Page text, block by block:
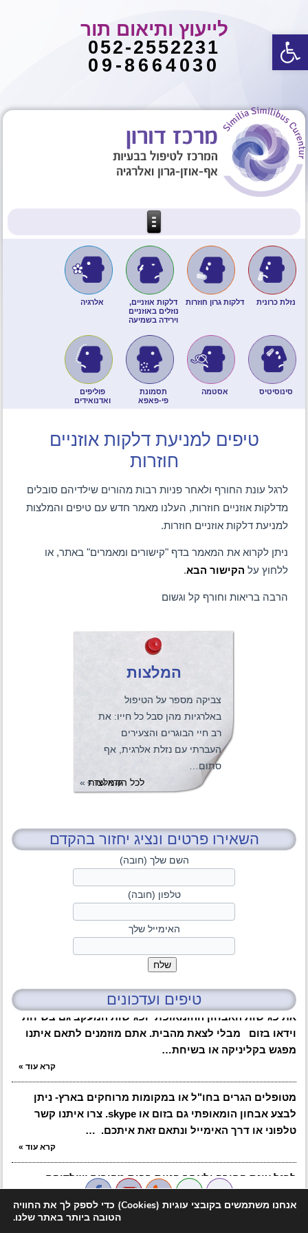
פתח סרגל נגישות לייעוץ ותיאום תור
052-2552231
09-8664030
נזלת כרונית דלקות גרון חוזרות
דלקות אוזניים,
נוזלים באוזניים
וירידה בשמיעה
אלרגיה
סינוסיטיס אסטמה
תסמונת
פי-פאפא
פוליפים
ואדנואידים
טיפים למניעת דלקות אוזניים
חוזרות
לרגל עונת החורף ולאחר פניות רבות מהורים שילדיהם סובלים
מדלקות אוזניים חוזרות, העלנו מאמר חדש עם טיפים והמלצות
למניעת דלקות אוזניים חוזרות.
ניתן לקרוא את המאמר בדף "קישורים ומאמרים" באתר, או
ללחוץ על הקישור הבא.
הרבה בריאות וחורף קל וגשום
המלצות
צביקה מספר על הטיפול
באלרגיות מהן סבל כל חייו: את
רב חיי הבוגרים והצעירים
העברתי עם נזלת אלרגית, אף
סתום…
קרא עוד»
לכל ההמלצות»
השאירו פרטים ונציג יחזור בהקדם
השם שלך (חובה)
טלפון (חובה)
האימייל שלך
טיפים ועדכונים
בעקבות המצב בארץ ובקשה של מטופלים רבים ניתן לבצע
את פגישות האבחון ההומאופתי ופגישות המעקב גם בשיחת
וידאו בזום מבלי לצאת מהבית. אתם מוזמנים לתאם איתנו
מפגש בקליניקה או בשיחת…
קרא עוד»
מטופלים הגרים בחו"ל או במקומות מרוחקים בארץ- ניתן
לבצע אבחון הומאופתי גם בזום או skype. צרו איתנו קשר
טלפוני או דרך האימייל ונתאם זאת איתכם. …
קרא עוד»
לרגל עונת החורף ולאחר פניות רבות מהורים שילדיהם
סובלים מדלקות אוזניים חוזרות, העלנו מאמר חדש עם
טיפים והמלצות למניעת דלקות אוזניים חוזרות. ניתן לקרוא
אנחנו משתמשים בקובצי עוגיות (Cookies) כדי לספק לך את החוויה
הטובה ביותר באתר שלנו.